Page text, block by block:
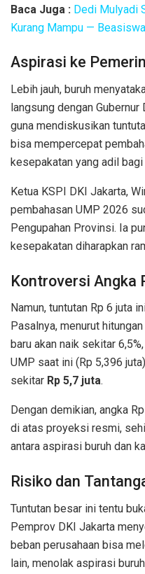
Baca Juga : Dedi Mulyadi
Kurang Mampu —
Aspirasi ke
Lebih jauh, buruh
langsung dengan Gubernur
guna mendiskusikan
bisa mempercepat
kesepakatan yang adil bagi
Ketua KSPI DKI Jakarta,
pembahasan UMP 2026
Pengupahan Provinsi. Ia
kesepakatan diharapkan
Kontroversi Angka
Namun, tuntutan Rp 6 juta
Pasalnya, menurut
baru akan naik sekitar
UMP saat ini (Rp 5,396
sekitar Rp 5,7 juta.
Dengan demikian, angka
di atas proyeksi resmi,
antara aspirasi buruh dan
Risiko dan
Tuntutan besar ini tentu
Pemprov DKI Jakarta
beban perusahaan bisa
lain, menolak aspirasi